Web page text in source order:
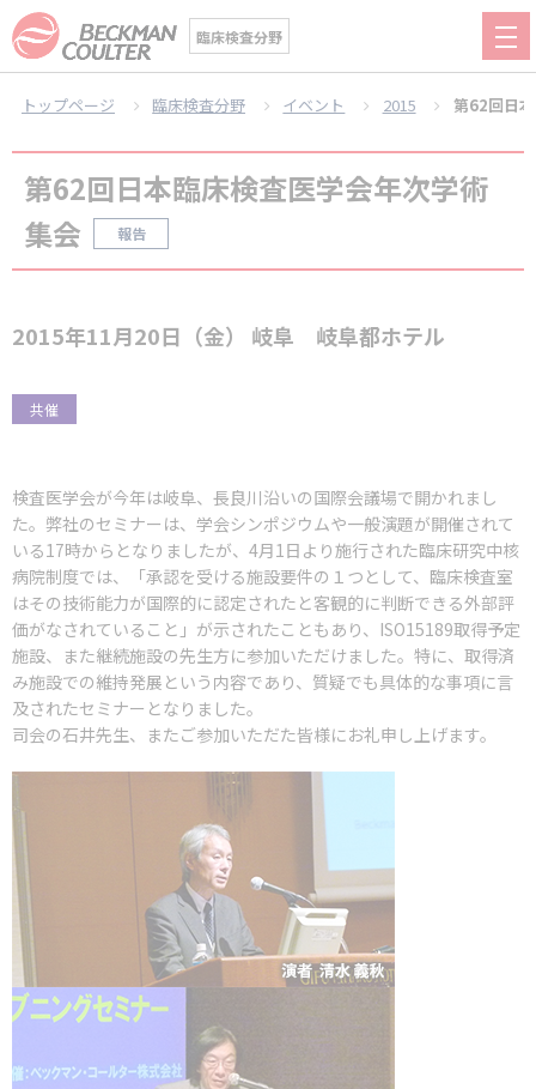
臨床検査分野
トップページ 臨床検査分野 イベント 2015 第62回日
第62回日本臨床検査医学会年次学術
集会
報告
2015年11月20日（金） 岐阜 岐阜都ホテル
共催
検査医学会が今年は岐阜、長良川沿いの国際会議場で開かれまし
た。弊社のセミナーは、学会シンポジウムや一般演題が開催されて
いる17時からとなりましたが、4月1日より施行された臨床研究中核
病院制度では、「承認を受ける施設要件の１つとして、臨床検査室
はその技術能力が国際的に認定されたと客観的に判断できる外部評
価がなされていること」が示されたこともあり、ISO15189取得予定
施設、また継続施設の先生方に参加いただけました。特に、取得済
み施設での維持発展という内容であり、質疑でも具体的な事項に言
及されたセミナーとなりました。
司会の石井先生、またご参加いただた皆様にお礼申し上げます。